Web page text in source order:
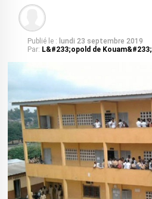
Publié le : lundi 23 septembre 2019
Par: L&#233;opold de Kouam&#233;